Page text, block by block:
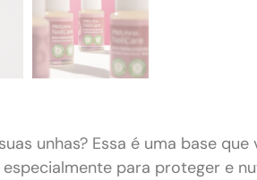
unhas? Essa é uma base
para proteger e